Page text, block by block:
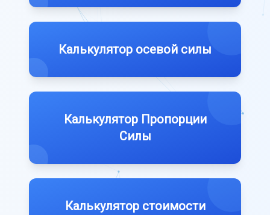
Калькулятор осевой силы
Калькулятор Пропорции
Силы
Калькулятор стоимости